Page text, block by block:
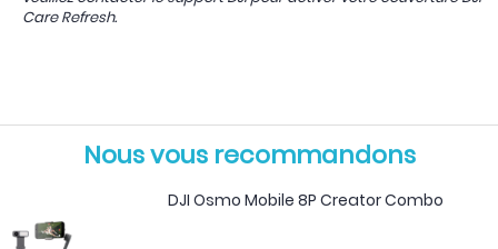
Care Refresh.
Nous vous recommandons
DJI Osmo Mobile 8P Creator Combo